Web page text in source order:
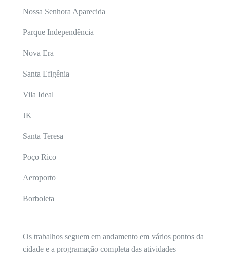
Nossa Senhora Aparecida
Parque Independência
Nova Era
Santa Efigênia
Vila Ideal
JK
Santa Teresa
Poço Rico
Aeroporto
Borboleta
Os trabalhos seguem em andamento em vários pontos da
cidade e a programação completa das atividades